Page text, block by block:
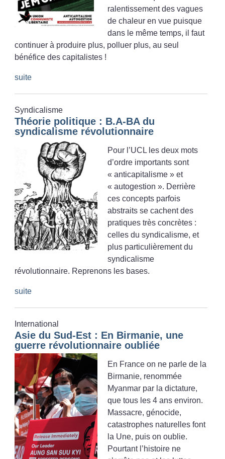
ralentissement des vagues
de chaleur en vue puisque
dans le même temps, il faut
continuer à produire plus, polluer plus, au seul
bénéfice des capitalistes !
suite
Syndicalisme
Théorie politique : B.A-BA du
syndicalisme révolutionnaire
Pour l’UCL les deux mots
d’ordre importants sont
« anticapitalisme » et
« autogestion ». Derrière
ces concepts parfois
abstraits se cachent des
pratiques très concrètes :
celles du syndicalisme, et
plus particulièrement du
syndicalisme
révolutionnaire. Reprenons les bases.
suite
International
Asie du Sud-Est : En Birmanie, une
guerre révolutionnaire oubliée
En France on ne parle de la
Birmanie, renommée
Myanmar par la dictature,
que tous les 4 ans environ.
Massacre, génocide,
catastrophes naturelles font
la Une, puis on oublie.
Pourtant l’histoire ne